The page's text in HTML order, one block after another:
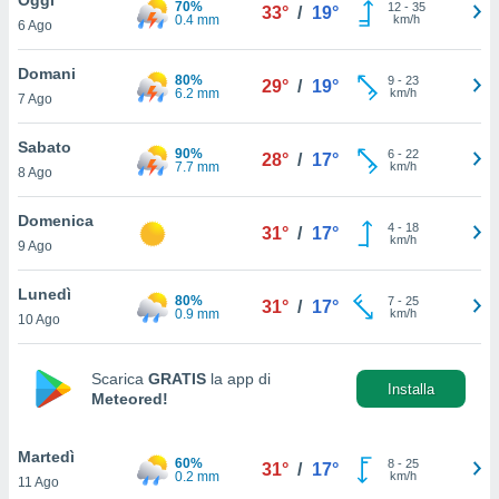
è
al sito
di
ci
di
il
un
la
nella
6 Ago
70%
0.4 mm
33° / 19° 12- 35
km/h
Domani
7 Ago
80%
6.2 mm
29° / 19° 9- 23
km/h
Sabato
8 Ago
90%
7.7 mm
28° / 17° 6- 22
km/h
Domenica
9 Ago
31° / 17° 4- 18
km/h
Lunedì
10 Ago
80%
0.9 mm
31° / 17° 7- 25
km/h
Scarica GRATIS la app di
Meteored!
Installa
Martedì
11 Ago
60%
0.2 mm
31° / 17° 8- 25
km/h